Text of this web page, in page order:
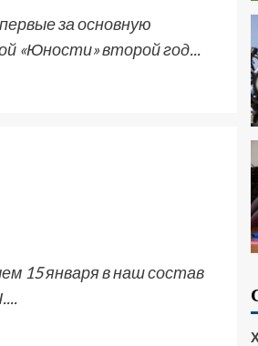
за основную
«Юности» второй год...
15 января в наш состав